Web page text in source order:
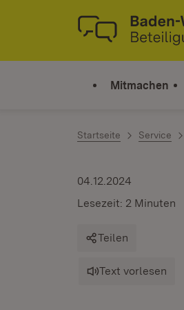
Zum Inhalt springen
Link zur Startseite
Mitmachen
Startseite Service
04.12.2024
Lesezeit: 2 Minuten
Teilen
Text vorlesen